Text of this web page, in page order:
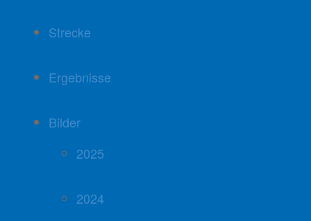
Strecke
Ergebnisse
Bilder
2025
2024